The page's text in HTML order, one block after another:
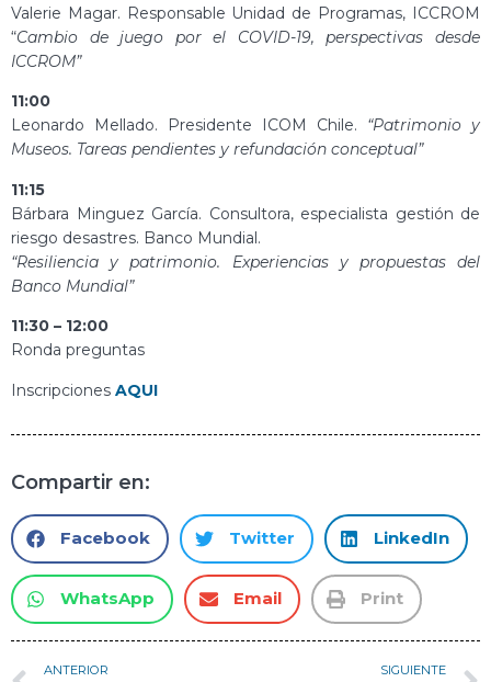
Valerie Magar. Responsable Unidad de Programas, ICCROM
“Cambio de juego por el COVID-19, perspectivas desde
ICCROM”
11:00
Leonardo Mellado. Presidente ICOM Chile. “Patrimonio y
Museos. Tareas pendientes y refundación conceptual”
11:15
Bárbara Minguez García. Consultora, especialista gestión de
riesgo desastres. Banco Mundial.
“Resiliencia y patrimonio. Experiencias y propuestas del
Banco Mundial”
11:30 – 12:00
Ronda preguntas
Inscripciones AQUI
Compartir en:
Facebook Twitter LinkedIn
WhatsApp Email Print
ANTERIOR SIGUIENTE